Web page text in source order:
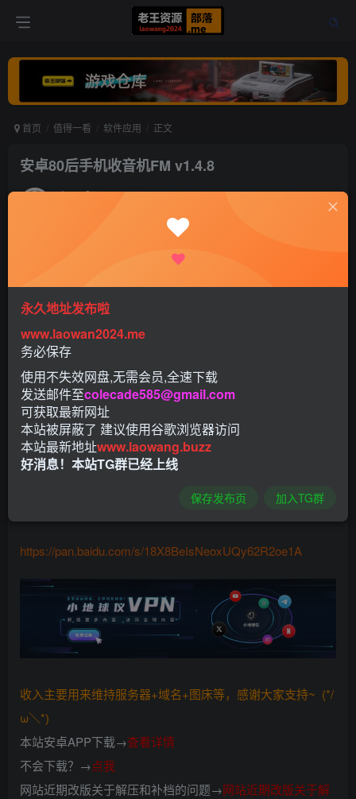
首页 值得一看 软件应用 正文
安卓80后手机收音机FM v1.4.8
老王 打赏
软件介绍
80后手机收音机FM App，可以搜索全国各地FM广播电台，
各类节目每天不间断播放，不管是中央台还是地方台统统一
网打尽，还有精品优质的网络电台可供大家收听。
软件截图
https://pan.baidu.com/s/18X8BeIsNeoxUQy62R2oe1A
收入主要用来维持服务器+域名+图床等，感谢大家支持~ (*/
ω＼*)
本站安卓APP下载→查看详情
不会下载？→点我
网站近期改版关于解压和补档的问题→网站近期改版关于解
永久地址发布啦
www.laowan2024.me
务必保存
使用不失效网盘,无需会员,全速下载
发送邮件至colecade585@gmail.com
可获取最新网址
本站被屏蔽了 建议使用谷歌浏览器访问
本站最新地址www.laowang.buzz
好消息！本站TG群已经上线
保存发布页 加入TG群